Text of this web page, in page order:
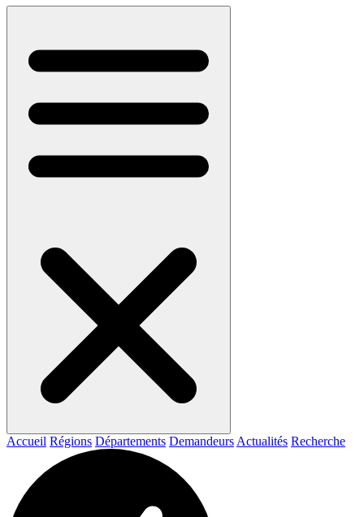
Accueil Régions Départements Demandeurs Actualités Recherche